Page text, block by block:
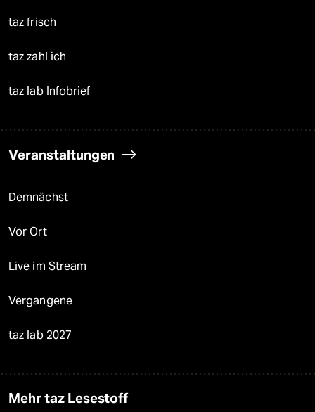
taz frisch
taz zahl ich
taz lab Infobrief
Veranstaltungen
Demnächst
Vor Ort
Live im Stream
Vergangene
taz lab 2027
Mehr taz Lesestoff